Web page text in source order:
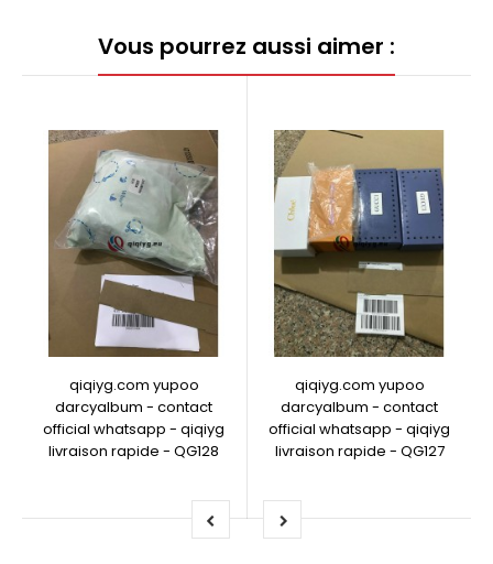
Vous pourrez aussi aimer :
qiqiyg.com yupoo
darcyalbum - contact
official whatsapp - qiqiyg
livraison rapide - QG128
qiqiyg.com yupoo
darcyalbum - contact
official whatsapp - qiqiyg
livraison rapide - QG127